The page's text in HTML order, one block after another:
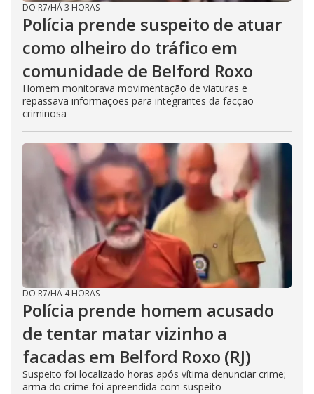
DO R7/HÁ 3 HORAS
Polícia prende suspeito de atuar
como olheiro do tráfico em
comunidade de Belford Roxo
Homem monitorava movimentação de viaturas e
repassava informações para integrantes da facção
criminosa
DO R7/HÁ 4 HORAS
Polícia prende homem acusado
de tentar matar vizinho a
facadas em Belford Roxo (RJ)
Suspeito foi localizado horas após vítima denunciar crime;
arma do crime foi apreendida com suspeito